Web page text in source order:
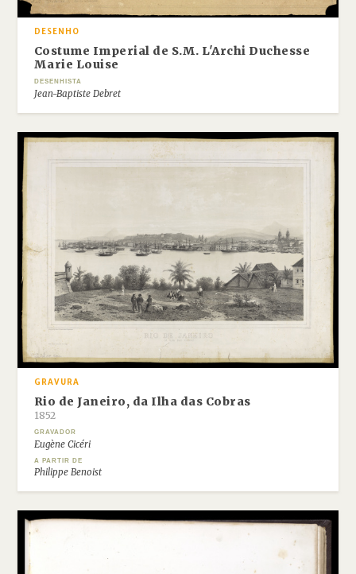
DESENHO
Costume Imperial de S.M. L'Archi Duchesse
Marie Louise
DESENHISTA
Jean-Baptiste Debret
GRAVURA
Rio de Janeiro, da Ilha das Cobras
1852
GRAVADOR
Eugène Cicéri
A PARTIR DE
Philippe Benoist